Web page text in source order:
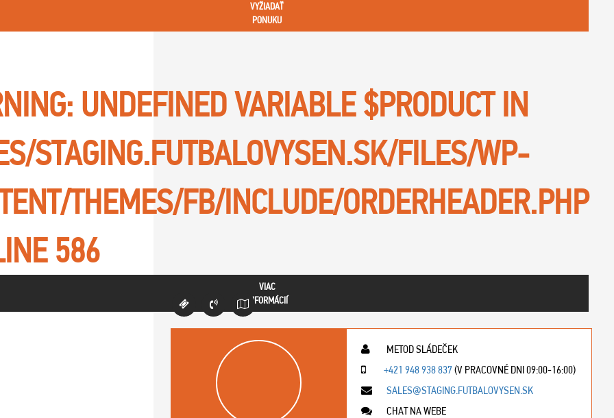
VYŽIADAŤ
PONUKU
: UNDEFINED VARIABLE $PRODUCT IN
STAGING.FUTBALOVYSEN.SK/FILES/WP-
THEMES/FB/INCLUDE/ORDERHEADER.PHP
586
VIAC
INFORMÁCIÍ
METOD SLÁDEČEK
+421 948 938 837(V PRACOVNÉ DNI 09:00-16:00)
SALES@STAGING.FUTBALOVYSEN.SK
CHAT NA WEBE